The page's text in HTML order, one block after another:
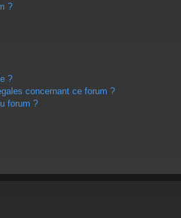
?
?
concernant ce forum ?
forum ?